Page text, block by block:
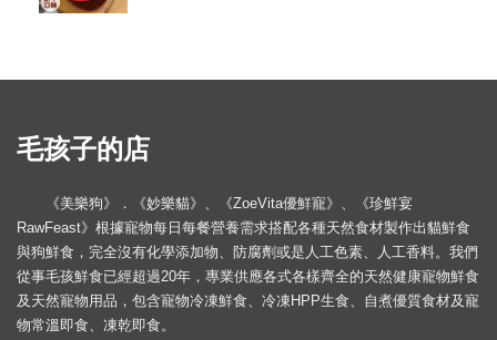
毛孩子的店
《美樂狗》．《妙樂貓》、《ZoeVita優鮮寵》、《珍鮮宴
RawFeast》根據寵物每日每餐營養需求搭配各種天然食材製作出貓鮮食
與狗鮮食，完全沒有化學添加物、防腐劑或是人工色素、人工香料。我們
從事毛孩鮮食已經超過20年，專業供應各式各樣齊全的天然健康寵物鮮食
及天然寵物用品，包含寵物冷凍鮮食、冷凍HPP生食、自煮優質食材及寵
物常溫即食、凍乾即食。